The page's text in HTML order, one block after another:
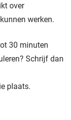
over
werken.
30 minuten
Schrijf dan
plaats.